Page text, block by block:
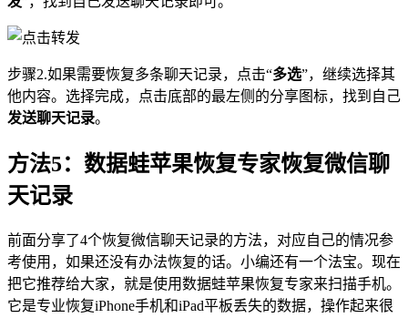
步骤2.如果需要恢复多条聊天记录，点击“多选”，继续选择其
他内容。选择完成，点击底部的最左侧的分享图标，找到自己
发送聊天记录。
方法5：数据蛙苹果恢复专家恢复微信聊
天记录
前面分享了4个恢复微信聊天记录的方法，对应自己的情况参
考使用，如果还没有办法恢复的话。小编还有一个法宝。现在
把它推荐给大家，就是使用数据蛙苹果恢复专家来扫描手机。
它是专业恢复iPhone手机和iPad平板丢失的数据，操作起来很